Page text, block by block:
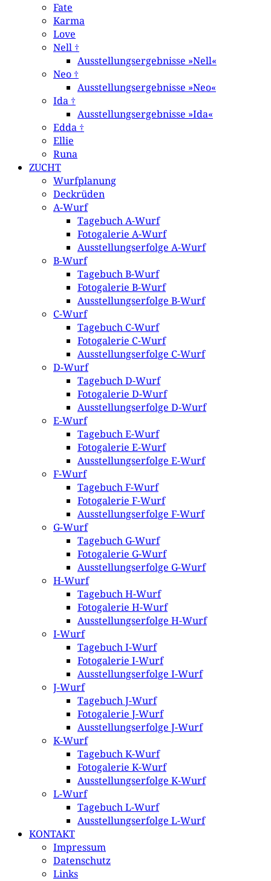
Fate
Karma
Love
Nell †
Ausstellungsergebnisse »Nell«
Neo †
Ausstellungsergebnisse »Neo«
Ida †
Ausstellungsergebnisse »Ida«
Edda †
Ellie
Runa
ZUCHT
Wurfplanung
Deckrüden
A-Wurf
Tagebuch A-Wurf
Fotogalerie A-Wurf
Ausstellungserfolge A-Wurf
B-Wurf
Tagebuch B-Wurf
Fotogalerie B-Wurf
Ausstellungserfolge B-Wurf
C-Wurf
Tagebuch C-Wurf
Fotogalerie C-Wurf
Ausstellungserfolge C-Wurf
D-Wurf
Tagebuch D-Wurf
Fotogalerie D-Wurf
Ausstellungserfolge D-Wurf
E-Wurf
Tagebuch E-Wurf
Fotogalerie E-Wurf
Ausstellungserfolge E-Wurf
F-Wurf
Tagebuch F-Wurf
Fotogalerie F-Wurf
Ausstellungserfolge F-Wurf
G-Wurf
Tagebuch G-Wurf
Fotogalerie G-Wurf
Ausstellungserfolge G-Wurf
H-Wurf
Tagebuch H-Wurf
Fotogalerie H-Wurf
Ausstellungserfolge H-Wurf
I-Wurf
Tagebuch I-Wurf
Fotogalerie I-Wurf
Ausstellungserfolge I-Wurf
J-Wurf
Tagebuch J-Wurf
Fotogalerie J-Wurf
Ausstellungserfolge J-Wurf
K-Wurf
Tagebuch K-Wurf
Fotogalerie K-Wurf
Ausstellungserfolge K-Wurf
L-Wurf
Tagebuch L-Wurf
Ausstellungserfolge L-Wurf
KONTAKT
Impressum
Datenschutz
Links